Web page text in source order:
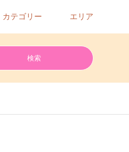
カテゴリー エリア